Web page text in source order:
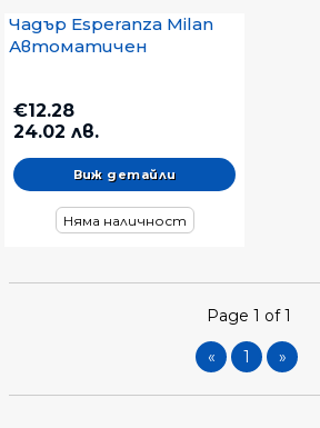
Чадър Esperanza Milan
Автоматичен
€12.28
24.02 лв.
Виж детайли
Няма наличност
Page 1 of 1
« 1 »